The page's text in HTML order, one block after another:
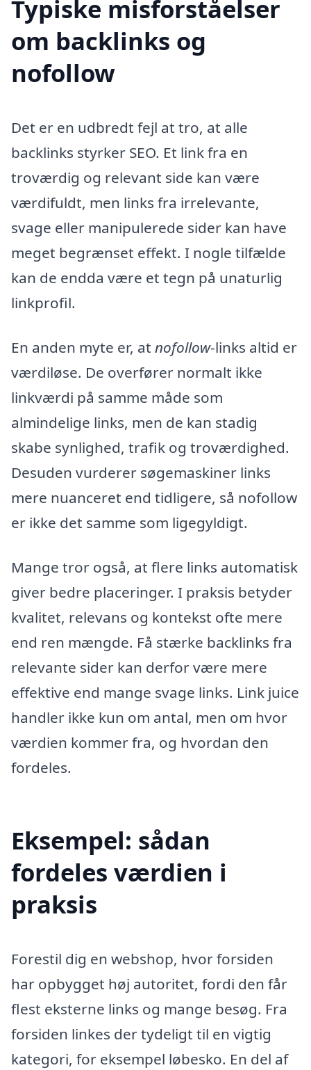
Typiske misforståelser
om backlinks og
nofollow
Det er en udbredt fejl at tro, at alle
backlinks styrker SEO. Et link fra en
troværdig og relevant side kan være
værdifuldt, men links fra irrelevante,
svage eller manipulerede sider kan have
meget begrænset effekt. I nogle tilfælde
kan de endda være et tegn på unaturlig
linkprofil.
En anden myte er, at nofollow-links altid er
værdiløse. De overfører normalt ikke
linkværdi på samme måde som
almindelige links, men de kan stadig
skabe synlighed, trafik og troværdighed.
Desuden vurderer søgemaskiner links
mere nuanceret end tidligere, så nofollow
er ikke det samme som ligegyldigt.
Mange tror også, at flere links automatisk
giver bedre placeringer. I praksis betyder
kvalitet, relevans og kontekst ofte mere
end ren mængde. Få stærke backlinks fra
relevante sider kan derfor være mere
effektive end mange svage links. Link juice
handler ikke kun om antal, men om hvor
værdien kommer fra, og hvordan den
fordeles.
Eksempel: sådan
fordeles værdien i
praksis
Forestil dig en webshop, hvor forsiden
har opbygget høj autoritet, fordi den får
flest eksterne links og mange besøg. Fra
forsiden linkes der tydeligt til en vigtig
kategori, for eksempel løbesko. En del af